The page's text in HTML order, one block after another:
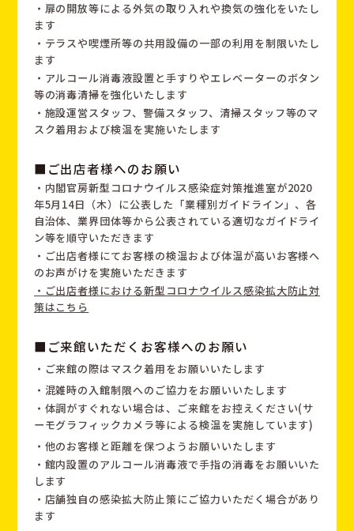
・扉の開放等による外気の取り入れや換気の強化をいたし
ます
・テラスや喫煙所等の共用設備の一部の利用を制限いたし
ます
・アルコール消毒液設置と手すりやエレベーターのボタン
等の消毒清掃を強化いたします
・施設運営スタッフ、警備スタッフ、清掃スタッフ等のマ
スク着用および検温を実施いたします
■ご出店者様へのお願い
・内閣官房新型コロナウイルス感染症対策推進室が2020
年5月14日（木）に公表した「業種別ガイドライン」、各
自治体、業界団体等から公表されている適切なガイドライ
ン等を順守いただきます
・ご出店者様にてお客様の検温および体温が高いお客様へ
のお声がけを実施いただきます
・ご出店者様における新型コロナウイルス感染拡大防止対
策はこちら
■ご来館いただくお客様へのお願い
・ご来館の際はマスク着用をお願いいたします
・混雑時の入館制限へのご協力をお願いいたします
・体調がすぐれない場合は、ご来館をお控えください(サ
ーモグラフィックカメラ等による検温を実施しています)
・他のお客様と距離を保つようお願いいたします
・館内設置のアルコール消毒液で手指の消毒をお願いいた
します
・店舗独自の感染拡大防止策にご協力いただく場合があり
ます